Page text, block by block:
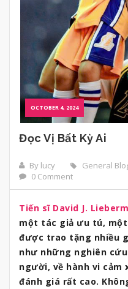
OCTOBER 4, 2024
Đọc Vị Bất Kỳ Ai
By lucy General
0 Comment
Tiến sĩ David J.
một tác giả ưu tú,
được trao tặng nhiều
như những nghiên
người, về hành vi cảm
đánh giá rất cao.